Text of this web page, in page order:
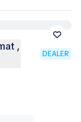
,
DEALER